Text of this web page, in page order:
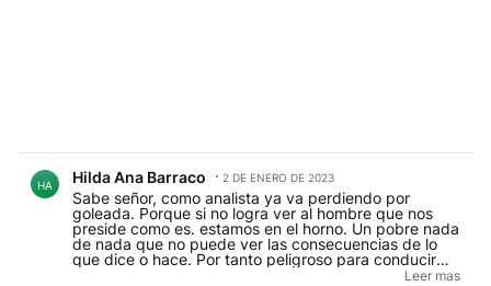
HA Hilda Ana Barraco 2 DE ENERO DE 2023
Sabe señor, como analista ya va perdiendo por
goleada. Porque si no logra ver al hombre que nos
preside como es. estamos en el horno. Un pobre nada
de nada que no puede ver las consecuencias de lo
que dice o hace. Por tanto peligroso para conducir
cuarenta y siete millones de alma. Mi deseo, como el
Leer mas